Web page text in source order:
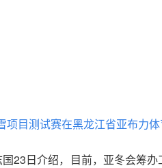
目测试赛在黑龙江省亚布力
23日介绍，目前，亚冬会筹